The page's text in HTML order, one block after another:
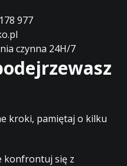
977
czynna 24H/7
kroki, pamiętaj o kilku
konfrontuj się z